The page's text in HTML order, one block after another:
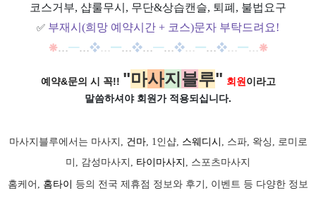
코스거부, 샵룰무시, 무단&상습캔슬, 퇴폐, 불법요구
✅ 부재시(희망 예약시간 + 코스)문자 부탁드려요!
❋…━…❖…━…❖…━…❖…━…❖…━…❋
예약&문의 시 꼭!! "마사지 블루" 회원이라고
말씀하셔야 회원가 적용되십니다.
마사지블루에서는 마사지, 건마, 1인샵, 스웨디시 , 스파, 왁싱, 로미로
미, 감성마사지, 타이마사지 , 스포츠마사지
홈케어, 홈타이 등의 전국 제휴점 정보와 후기, 이벤트 등 다양한 정보